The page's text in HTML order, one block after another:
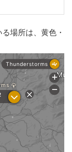
場所は、黄色・